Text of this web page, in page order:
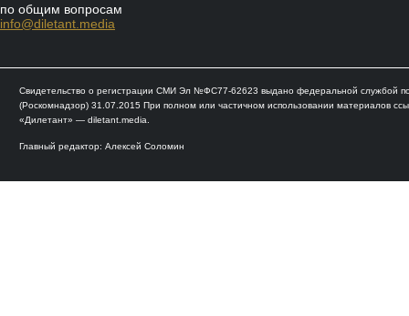
по общим вопросам
info@diletant.media
Свидетельство о регистрации СМИ Эл №ФС77-62623 выдано федеральной службой
(Роскомнадзор) 31.07.2015 При полном или частичном использовании материалов
«Дилетант» — diletant.media.
Главный редактор: Алексей Соломин